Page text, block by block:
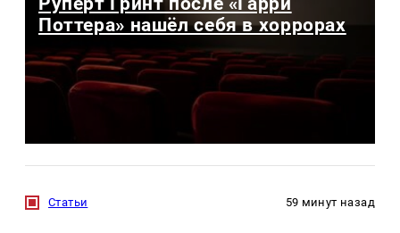
Поттера» нашёл себя в хоррорах
Статьи 59 минут назад